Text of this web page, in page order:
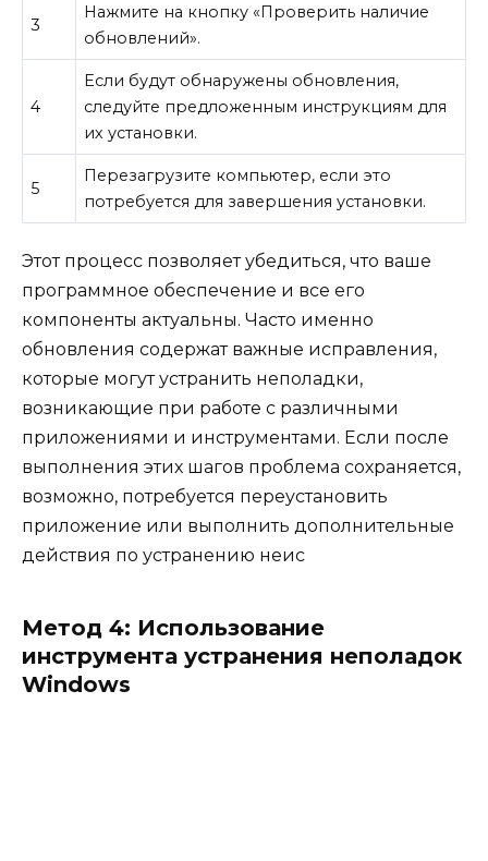
3
Нажмите на кнопку «Проверить наличие
обновлений».
4
Если будут обнаружены обновления,
следуйте предложенным инструкциям для
их установки.
5
Перезагрузите компьютер, если это
потребуется для завершения установки.
Этот процесс позволяет убедиться, что ваше
программное обеспечение и все его
компоненты актуальны. Часто именно
обновления содержат важные исправления,
которые могут устранить неполадки,
возникающие при работе с различными
приложениями и инструментами. Если после
выполнения этих шагов проблема сохраняется,
возможно, потребуется переустановить
приложение или выполнить дополнительные
действия по устранению неис
Метод 4: Использование
инструмента устранения неполадок
Windows